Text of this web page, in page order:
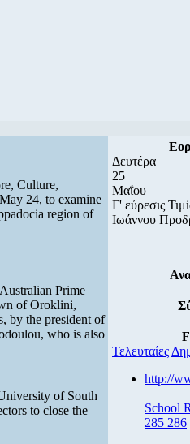
Culture,
24, to examine
region of
Prime
of Oroklini,
by the president of
who is also
of South
to close the
Δευτέρα
25
Μαΐου
Γ' εύρεσις
Ιωάννου
Τελευταίες
http://
School
285 286